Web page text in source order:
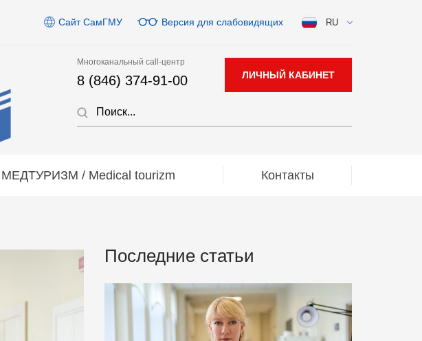
Сайт СамГМУ Версия для слабовидящих RU
Многоканальный call-центр
8 (846) 374-91-00 ЛИЧНЫЙ КАБИНЕТ
МЕДТУРИЗМ / Medical tourizm Контакты
Последние статьи